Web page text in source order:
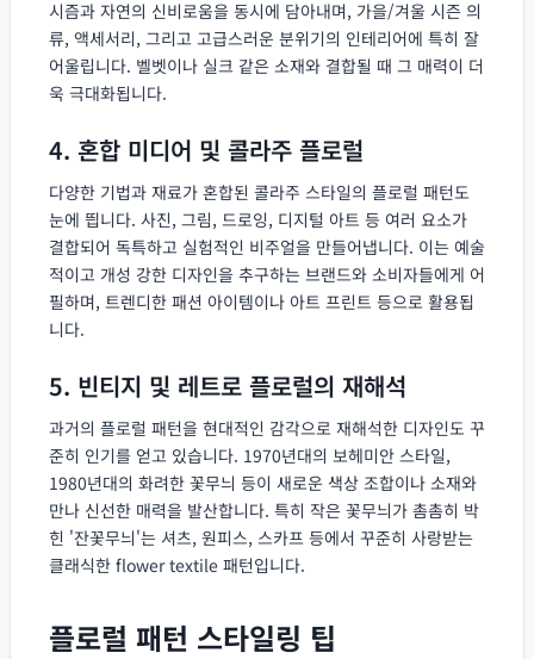
시즘과 자연의 신비로움을 동시에 담아내며, 가을/겨울 시즌 의
류, 액세서리, 그리고 고급스러운 분위기의 인테리어에 특히 잘
어울립니다. 벨벳이나 실크 같은 소재와 결합될 때 그 매력이 더
욱 극대화됩니다.
4. 혼합 미디어 및 콜라주 플로럴
다양한 기법과 재료가 혼합된 콜라주 스타일의 플로럴 패턴도
눈에 띕니다. 사진, 그림, 드로잉, 디지털 아트 등 여러 요소가
결합되어 독특하고 실험적인 비주얼을 만들어냅니다. 이는 예술
적이고 개성 강한 디자인을 추구하는 브랜드와 소비자들에게 어
필하며, 트렌디한 패션 아이템이나 아트 프린트 등으로 활용됩
니다.
5. 빈티지 및 레트로 플로럴의 재해석
과거의 플로럴 패턴을 현대적인 감각으로 재해석한 디자인도 꾸
준히 인기를 얻고 있습니다. 1970년대의 보헤미안 스타일,
1980년대의 화려한 꽃무늬 등이 새로운 색상 조합이나 소재와
만나 신선한 매력을 발산합니다. 특히 작은 꽃무늬가 촘촘히 박
힌 '잔꽃무늬'는 셔츠, 원피스, 스카프 등에서 꾸준히 사랑받는
클래식한 flower textile 패턴입니다.
플로럴 패턴 스타일링 팁